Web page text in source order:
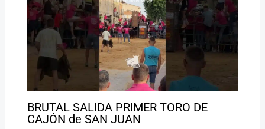
BRUTAL SALIDA PRIMER TORO DE
CAJÓN de SAN JUAN